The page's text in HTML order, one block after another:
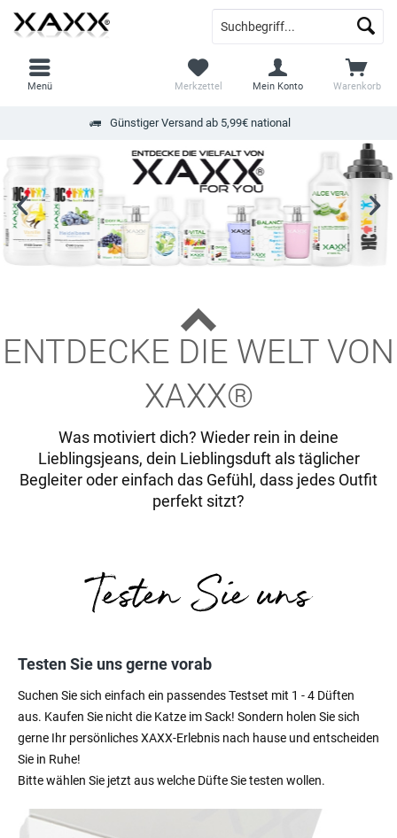
Günstiger Versand ab 5,99€ national
Warenkorb
Merkzettel Mein Konto
Menü
ENTDECKE DIE WELT VON
XAXX®
Was motiviert dich? Wieder rein in deine
Lieblingsjeans, dein Lieblingsduft als täglicher
Begleiter oder einfach das Gefühl, dass jedes Outfit
perfekt sitzt?
Testen Sie uns gerne vorab
Suchen Sie sich einfach ein passendes Testset mit 1 - 4 Düften
aus. Kaufen Sie nicht die Katze im Sack! Sondern holen Sie sich
gerne Ihr persönliches XAXX-Erlebnis nach hause und entscheiden
Sie in Ruhe!
Bitte wählen Sie jetzt aus welche Düfte Sie testen wollen.